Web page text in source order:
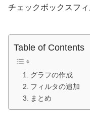
チェックボックスフ
Table of Contents
グラフの作成
フィルタの追加
まとめ